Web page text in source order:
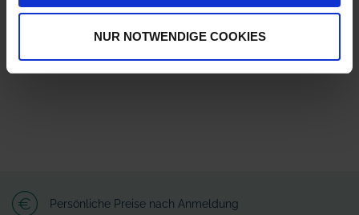
NUR NOTWENDIGE COOKIES
72555 Metzingen
Persönliche Preise nach Anmeldung